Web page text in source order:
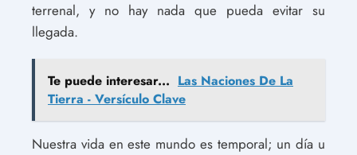
terrenal, y no hay nada que pueda evitar su
llegada.
Te puede interesar... Las Naciones De La
Tierra - Versículo Clave
Nuestra vida en este mundo es temporal; un día u